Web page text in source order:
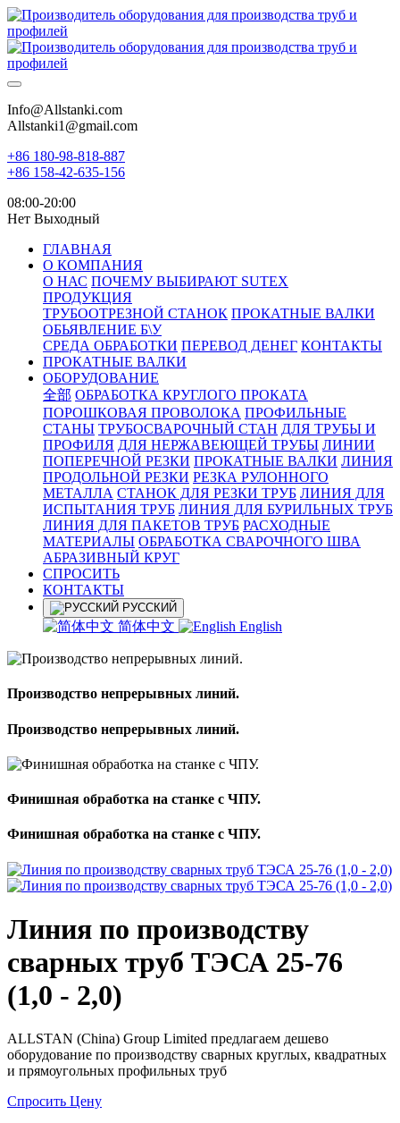
Info@Allstanki.com
Allstanki1@gmail.com
+86 180-98-818-887
+86 158-42-635-156
08:00-20:00
Нет Выходный
ГЛАВНАЯ
О КОМПАНИЯ
О НАС ПОЧЕМУ ВЫБИРАЮТ SUTEX
ПРОДУКЦИЯ
ТРУБООТРЕЗНОЙ СТАНОК ПРОКАТНЫЕ ВАЛКИ
ОБЬЯВЛЕНИЕ Б\У
СРЕДА ОБРАБОТКИ ПЕРЕВОД ДЕНЕГ КОНТАКТЫ
ПРОКАТНЫЕ ВАЛКИ
ОБОРУДОВАНИЕ
全部 ОБРАБОТКА КРУГЛОГО ПРОКАТА
ПОРОШКОВАЯ ПРОВОЛОКА ПРОФИЛЬНЫЕ
СТАНЫ ТРУБОСВАРОЧНЫЙ СТАН ДЛЯ ТРУБЫ И
ПРОФИЛЯ ДЛЯ НЕРЖАВЕЮЩЕЙ ТРУБЫ ЛИНИИ
ПОПЕРЕЧНОЙ РЕЗКИ ПРОКАТНЫЕ ВАЛКИ ЛИНИЯ
ПРОДОЛЬНОЙ РЕЗКИ РЕЗКА РУЛОННОГО
МЕТАЛЛА СТАНОК ДЛЯ РЕЗКИ ТРУБ ЛИНИЯ ДЛЯ
ИСПЫТАНИЯ ТРУБ ЛИНИЯ ДЛЯ БУРИЛЬНЫХ ТРУБ
ЛИНИЯ ДЛЯ ПАКЕТОВ ТРУБ РАСХОДНЫЕ
МАТЕРИАЛЫ OБРАБОТКА СВАРОЧНОГО ШВА
АБРАЗИВНЫЙ КРУГ
СПРОСИТЬ
КОНТАКТЫ
РУССКИЙ
简体中文 English
Производство непрерывных линий.
Производство непрерывных линий.
Финишная обработка на станке с ЧПУ.
Финишная обработка на станке с ЧПУ.
Линия по производству
сварных труб ТЭСА 25-76
(1,0 - 2,0)
ALLSTAN (China) Group Limited предлагаем дешево
оборудование по производству сварных круглых, квадратных
и прямоугольных профильных труб
Спросить Цену